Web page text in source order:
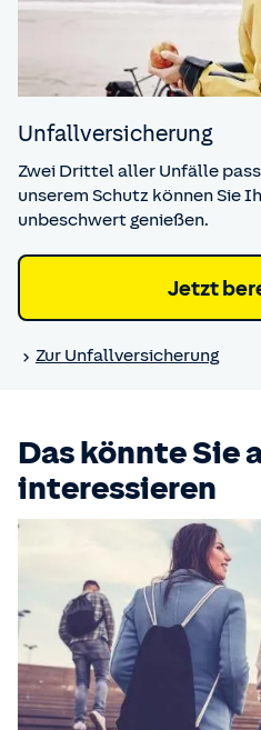
Unfall­versicherung
Zwei Drittel aller Unfälle
unserem Schutz können Sie
unbeschwert genießen.
Jetzt
Zur Unfall­versicherung
Das könnte Sie
interessieren